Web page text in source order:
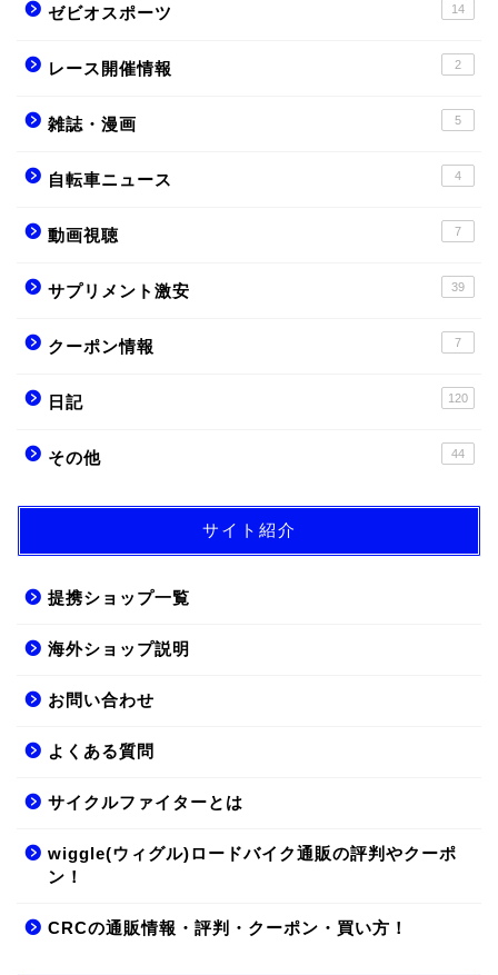
ゼビオスポーツ 14
レース開催情報 2
雑誌・漫画 5
自転車ニュース 4
動画視聴 7
サプリメント激安 39
クーポン情報 7
日記 120
その他 44
サイト紹介
提携ショップ一覧
海外ショップ説明
お問い合わせ
よくある質問
サイクルファイターとは
wiggle(ウィグル)ロードバイク通販の評判やクーポ
ン！
CRCの通販情報・評判・クーポン・買い方！